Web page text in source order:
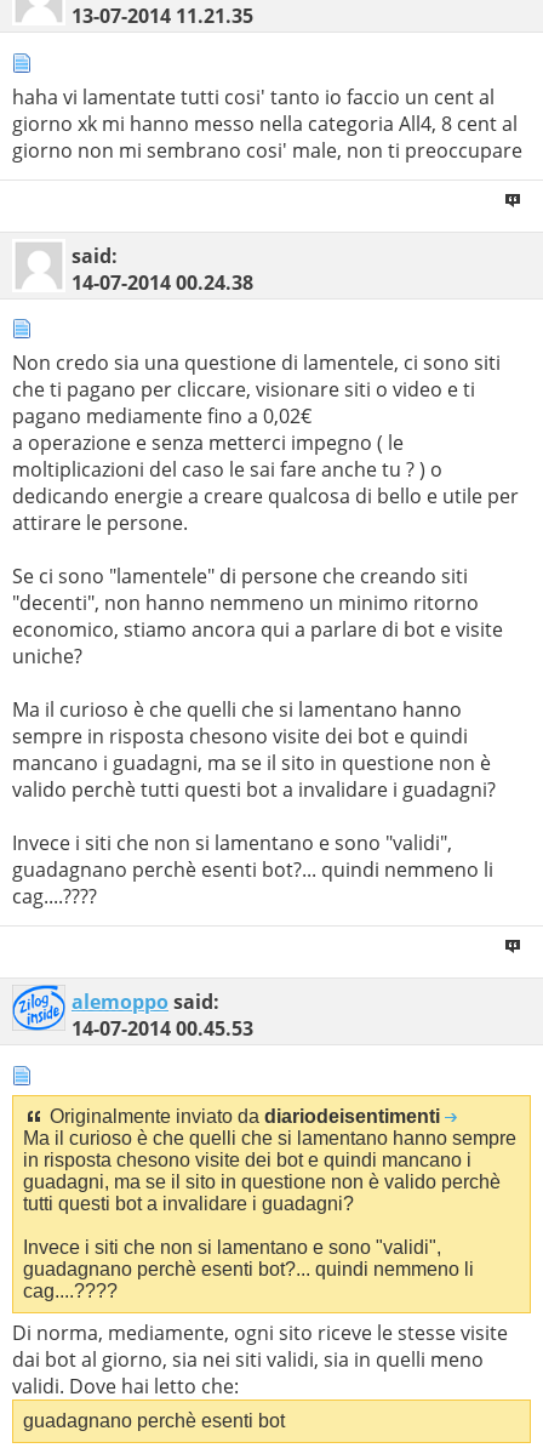
13-07-2014 11.21.35
haha vi lamentate tutti cosi' tanto io faccio un cent al
giorno xk mi hanno messo nella categoria All4, 8 cent al
giorno non mi sembrano cosi' male, non ti preoccupare
said:
14-07-201400.24.38
Non credo sia una questione di lamentele, ci sono siti
che ti pagano per cliccare, visionare siti o video e ti
pagano mediamente fino a 0,02€
a operazione e senza metterci impegno ( le
moltiplicazioni del caso le sai fare anche tu ? ) o
dedicando energie a creare qualcosa di bello e utile per
attirare le persone.
Se ci sono "lamentele" di persone che creando siti
"decenti", non hanno nemmeno un minimo ritorno
economico, stiamo ancora qui a parlare di bot e visite
uniche?
Ma il curioso è che quelli che si lamentano hanno
sempre in risposta chesono visite dei bot e quindi
mancano i guadagni, ma se il sito in questione non è
valido perchè tutti questi bot a invalidare i guadagni?
Invece i siti che non si lamentano e sono "validi",
guadagnano perchè esenti bot?... quindi nemmeno li
cag....????
alemopposaid:
14-07-201400.45.53
Originalmente inviato da diariodeisentimenti
Ma il curioso è che quelli che si lamentano hanno sempre
in risposta chesono visite dei bot e quindi mancano i
guadagni, ma se il sito in questione non è valido perchè
tutti questi bot a invalidare i guadagni?
Invece i siti che non si lamentano e sono "validi",
guadagnano perchè esenti bot?... quindi nemmeno li
cag....????
Di norma, mediamente, ogni sito riceve le stesse visite
dai bot al giorno, sia nei siti validi, sia in quelli meno
validi. Dove hai letto che:
guadagnano perchè esenti bot